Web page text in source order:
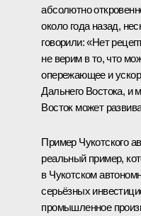
абсолютно
около года назад,
говорили: «Нет
не верим в то, что
опережающее и
Дальнего Востока, и
Восток может
Пример Чукотского
реальный пример,
в Чукотском
серьёзных
промышленное